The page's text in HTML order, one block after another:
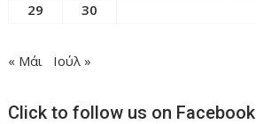
29
30
« Μάι Ιούλ »
Click to follow us on Facebook